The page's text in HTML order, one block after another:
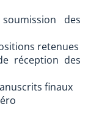
des
retenues
réception des
finaux